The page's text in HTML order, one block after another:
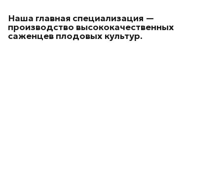
Наша главная специализация —
производство высококачественных
саженцев плодовых культур.